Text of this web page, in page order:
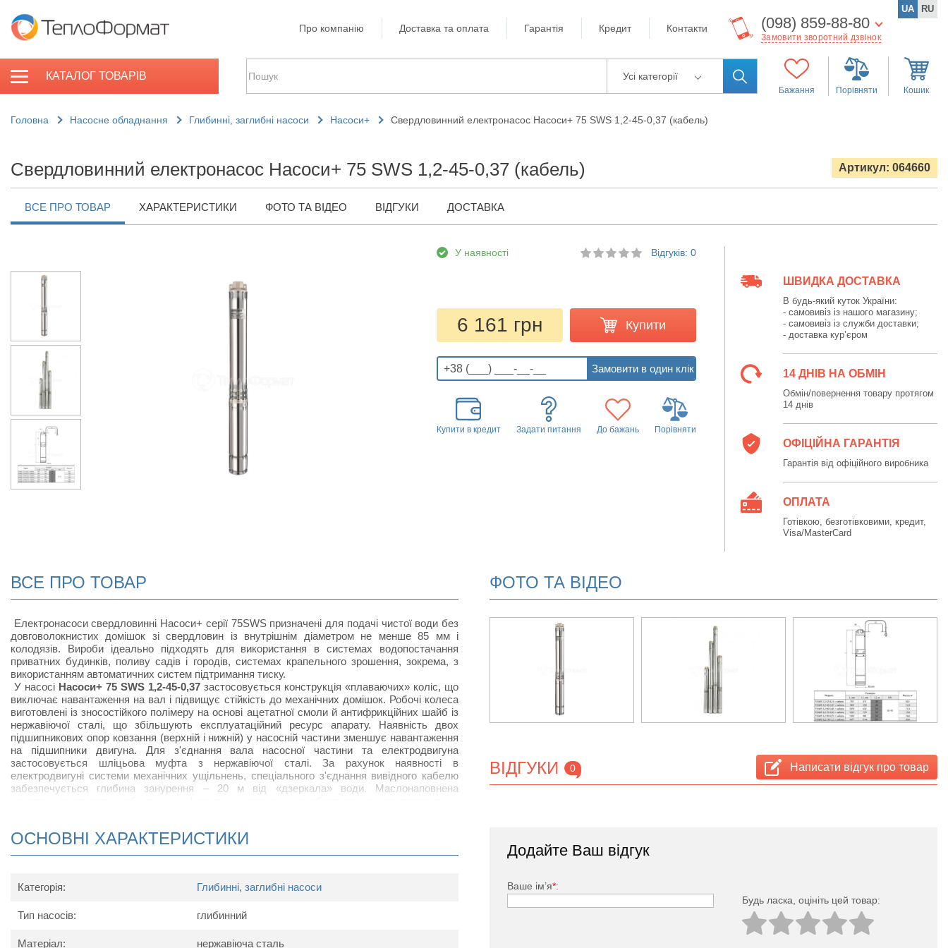
Про компанію Доставка та оплата Гарантія Кредит Контакти (098) 859-88-80
Замовити зворотний дзвінок
UA RU
КАТАЛОГ ТОВАРІВ Усі категорії
Бажання Порівняти Кошик
Головна Насосне обладнання Глибинні, заглибні насоси Насоси+ Свердловинний електронасос Насоси+ 75 SWS 1,2-45-0,37 (кабель)
Свердловинний електронасос Насоси+ 75 SWS 1,2-45-0,37 (кабель) Артикул: 064660
ВСЕ ПРО ТОВАР ХАРАКТЕРИСТИКИ ФОТО ТА ВІДЕО ВІДГУКИ ДОСТАВКА
У наявності Відгуків: 0
6 161 грн Купити
Купити в кредит Задати питання До бажань Порівняти
ШВИДКА ДОСТАВКА
В будь-який куток України:
- самовивіз із нашого магазину;
- самовивіз із служби доставки;
- доставка кур’єром
14 ДНІВ НА ОБМІН
Обмін/повернення товару протягом
14 днів
ОФІЦІЙНА ГАРАНТІЯ
Гарантія від офіційного виробника
ОПЛАТА
Готівкою, безготівковими, кредит,
Visa/MasterCard
ВСЕ ПРО ТОВАР
Електронасоси свердловинні Насоси+ серії 75SWS призначені для подачі чистої води без
довговолокнистих домішок зі свердловин із внутрішнім діаметром не менше 85 мм і
колодязів. Вироби ідеально підходять для використання в системах водопостачання
приватних будинків, поливу садів і городів, системах крапельного зрошення, зокрема, з
використанням автоматичних систем підтримання тиску.
У насосі Насоси+ 75 SWS 1,2-45-0,37 застосовується конструкція «плаваючих» коліс, що
виключає навантаження на вал і підвищує стійкість до механічних домішок. Робочі колеса
виготовлені із зносостійкого полімеру на основі ацетатної смоли й антифрикційних шайб із
нержавіючої сталі, що збільшують експлуатаційний ресурс апарату. Наявність двох
підшипникових опор ковзання (верхній і нижній) у насосній частини зменшує навантаження
на підшипники двигуна. Для з'єднання вала насосної частини та електродвигуна
застосовується шліцьова муфта з нержавіючої сталі. За рахунок наявності в
електродвигуні системи механічних ущільнень, спеціального з'єднання вивідного кабелю
забезпечується глибина занурення –20 м від «дзеркала» води. Маслонаповнена
заклинювання або зупинки електронасоса.
двигун асинхронний двополюсний з короткозамкненим ротором, маслонаповнений;
клас ізоляції B;
вбудованим в обмотування пристроєм захисту двигуна від перевантажень;
ОСНОВНІ ХАРАКТЕРИСТИКИ
Категорія: Глибинні, заглибні насоси
Тип насосів: глибинний
Матеріал: нержавіюча сталь
ФОТО ТА ВІДЕО
ВІДГУКИ 0 Написати відгук про товар
Додайте Ваш відгук
Ваше ім’я*:
Будь ласка, оцініть цей товар: